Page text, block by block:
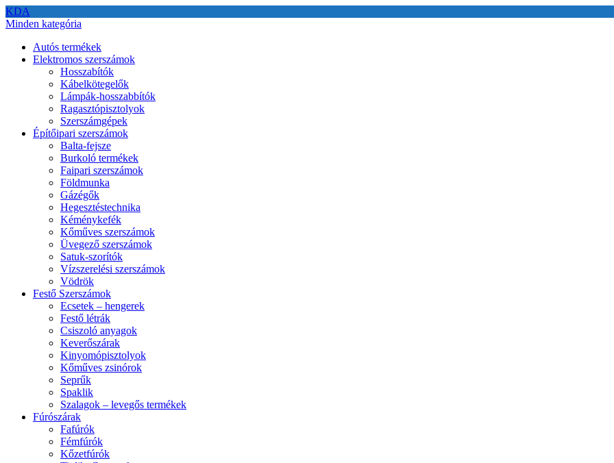
KDA
Minden kategória
Autós termékek
Elektromos szerszámok
Hosszabítók
Kábelkötegelők
Lámpák-hosszabbítók
Ragasztópisztolyok
Szerszámgépek
Építőipari szerszámok
Balta-fejsze
Burkoló termékek
Faipari szerszámok
Földmunka
Gázégők
Hegesztéstechnika
Kéménykefék
Kőműves szerszámok
Üvegező szerszámok
Satuk-szorítók
Vízszerelési szerszámok
Vödrök
Festő Szerszámok
Ecsetek – hengerek
Festő létrák
Csiszoló anyagok
Keverőszárak
Kinyomópisztolyok
Kőműves zsinórok
Seprűk
Spaklik
Szalagok – levegős termékek
Fúrószárak
Fafúrók
Fémfúrók
Kőzetfúrók